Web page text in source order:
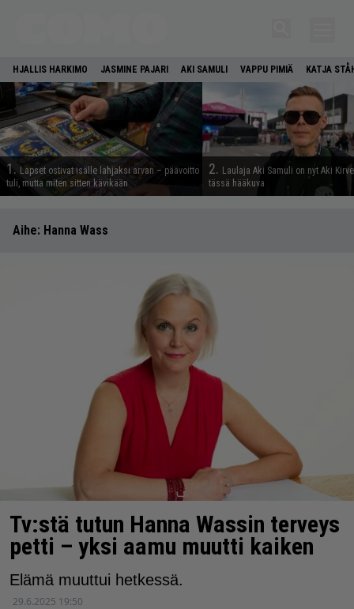
HJALLIS HARKIMO JASMINE PAJARI AKI SAMULI VAPPU PIMIÄ KATJA
1. Lapset ostivat isälle lahjaksi arvan – päävoitto
tuli, mutta miten sitten kävikään
2. Laulaja Aki Samuli on nyt Aki
tässä hääkuva
Aihe: Hanna Wass
Tv:stä tutun Hanna Wassin terveys
petti – yksi aamu muutti kaiken
Elämä muuttui hetkessä.
29.6.2025 19:50